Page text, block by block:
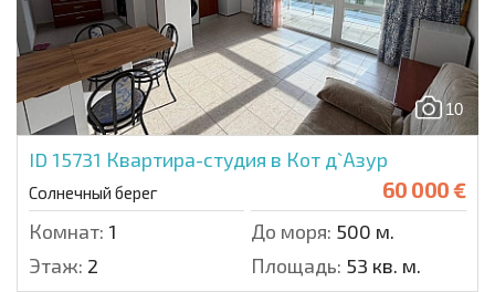
10
ID 15731 Квартира-студия в Кот д`Азур
Солнечный берег 60 000 €
Комнат: 1 До моря: 500 м.
Этаж: 2 Площадь: 53 кв. м.